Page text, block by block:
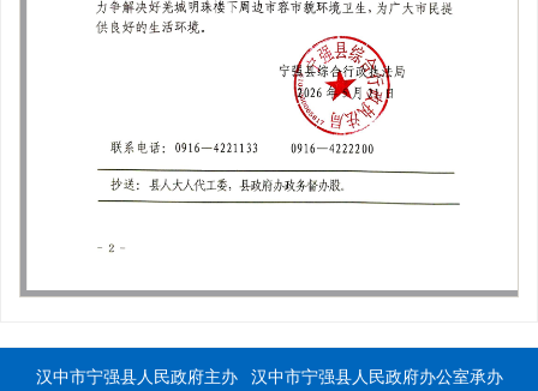
汉中市宁强县人民政府主办 汉中市宁强县人民政府办公室承办